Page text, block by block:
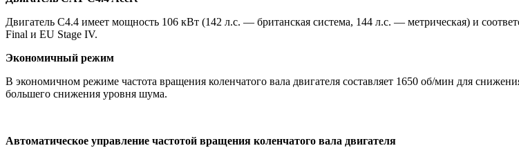
Двигатель C4.4 имеет мощность 106 кВт (142 л.с. — британская система, 144 л.с. — метрическая) и
Final и EU Stage IV.
Экономичный режим
В экономичном режиме частота вращения коленчатого вала двигателя составляет 1650 об/мин для
большего снижения уровня шума.
Автоматическое управление частотой вращения коленчатого вала двигателя